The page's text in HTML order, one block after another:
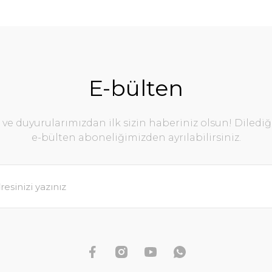
E-bülten
ve duyurularımızdan ilk sizin haberiniz olsun!
e-bülten aboneliğimizden ayrılabilirsiniz.